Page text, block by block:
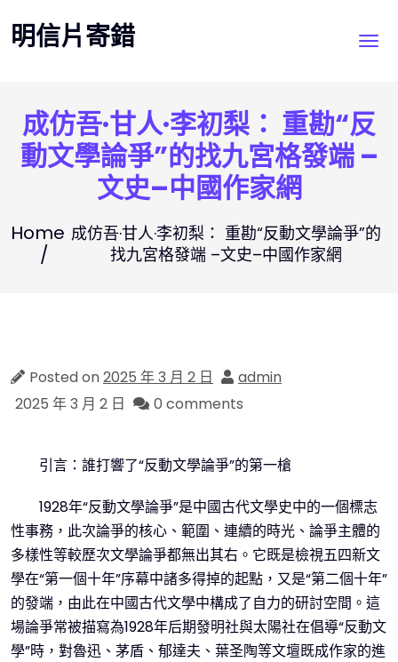
to
content
明信片寄錯
成仿吾·甘人·李初梨： 重勘“反
動文學論爭”的找九宮格發端 –
文史–中國作家網
Home 成仿吾·甘人·李初梨： 重勘“反動文學論爭”的
找九宮格發端 –文史–中國作家網
Posted on2025 年 3 月 2 日
admin
2025 年 3 月 2 日
0 comments
引言：誰打響了“反動文學論爭”的第一槍
1928年“反動文學論爭”是中國古代文學史中的一個標志
性事務，此次論爭的核心、範圍、連續的時光、論爭主體的
多樣性等較歷次文學論爭都無出其右。它既是檢視五四新文
學在“第一個十年”序幕中諸多得掉的起點，又是“第二個十年”
的發端，由此在中國古代文學中構成了自力的研討空間。這
場論爭常被描寫為1928年后期發明社與太陽社在倡導“反動文
學”時，對魯迅、茅盾、郁達夫、葉圣陶等文壇既成作家的進